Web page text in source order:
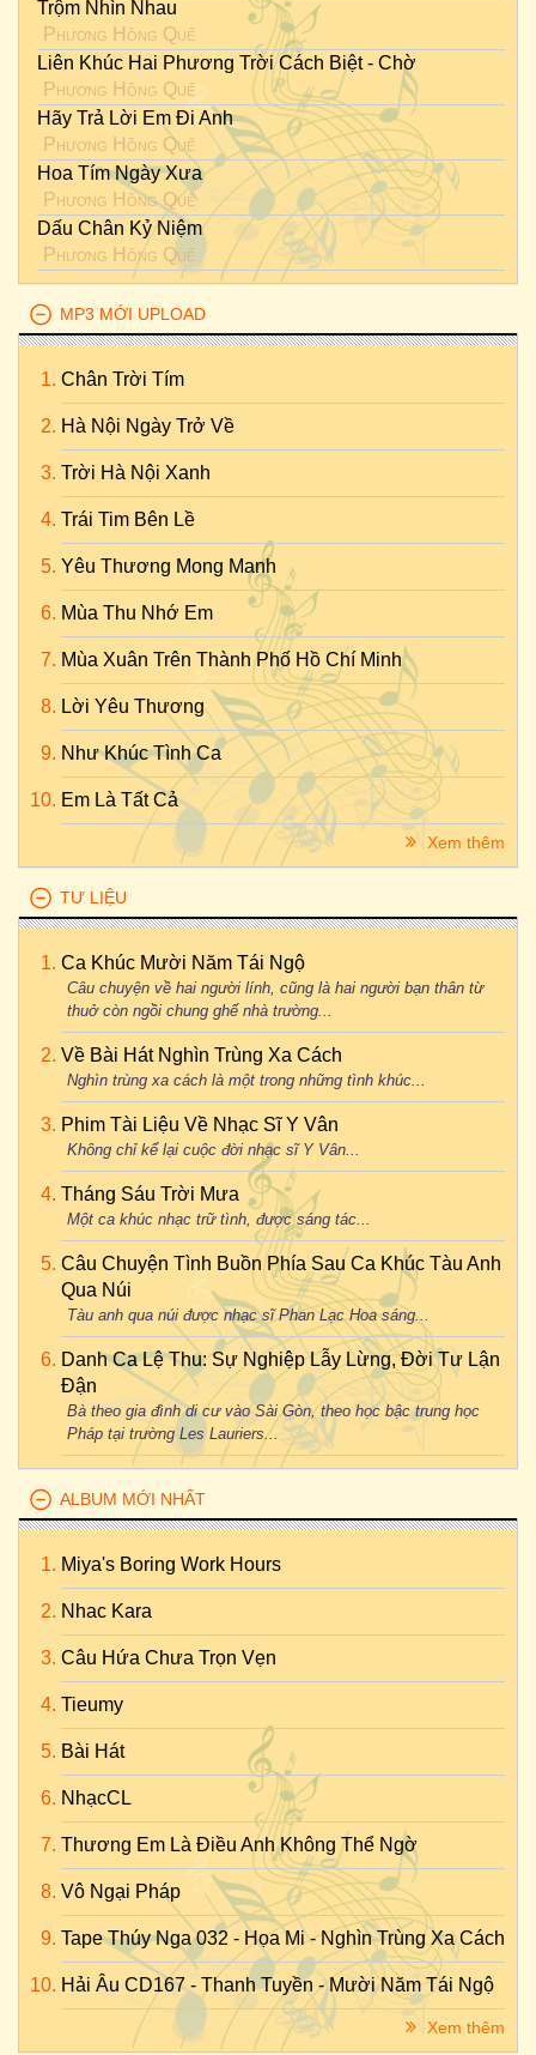
Trộm Nhìn Nhau
Phương Hồng Quế
Liên Khúc Hai Phương Trời Cách Biệt - Chờ
Phương Hồng Quế
Hãy Trả Lời Em Đi Anh
Phương Hồng Quế
Hoa Tím Ngày Xưa
Phương Hồng Quế
Dấu Chân Kỷ Niệm
Phương Hồng Quế
MP3 MỚI UPLOAD
Chân Trời Tím
Hà Nội Ngày Trở Về
Trời Hà Nội Xanh
Trái Tim Bên Lề
Yêu Thương Mong Manh
Mùa Thu Nhớ Em
Mùa Xuân Trên Thành Phố Hồ Chí Minh
Lời Yêu Thương
Như Khúc Tình Ca
Em Là Tất Cả
Xem thêm
TƯ LIỆU
Ca Khúc Mười Năm Tái Ngộ
Câu chuyện về hai người lính, cũng là hai người bạn thân từ
thuở còn ngồi chung ghế nhà trường...
Về Bài Hát Nghìn Trùng Xa Cách
Nghìn trùng xa cách là một trong những tình khúc...
Phim Tài Liệu Về Nhạc Sĩ Y Vân
Không chỉ kể lại cuộc đời nhạc sĩ Y Vân...
Tháng Sáu Trời Mưa
Một ca khúc nhạc trữ tình, được sáng tác...
Câu Chuyện Tình Buồn Phía Sau Ca Khúc Tàu Anh
Qua Núi
Tàu anh qua núi được nhạc sĩ Phan Lạc Hoa sáng...
Danh Ca Lệ Thu: Sự Nghiệp Lẫy Lừng, Đời Tư Lận
Đận
Bà theo gia đình di cư vào Sài Gòn, theo học bậc trung học
Pháp tại trường Les Lauriers...
ALBUM MỚI NHẤT
Miya's Boring Work Hours
Nhac Kara
Câu Hứa Chưa Trọn Vẹn
Tieumy
Bài Hát
NhạcCL
Thương Em Là Điều Anh Không Thể Ngờ
Vô Ngại Pháp
Tape Thúy Nga 032 - Họa Mi - Nghìn Trùng Xa Cách
Hải Âu CD167 - Thanh Tuyền - Mười Năm Tái Ngộ
Xem thêm